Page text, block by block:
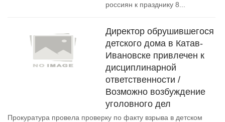
россиян к празднику 8...
Директор обрушившегося
детского дома в Катав-
Ивановске привлечен к
дисциплинарной
ответственности /
Возможно возбуждение
уголовного дел
Прокуратура провела проверку по факту взрыва в детском